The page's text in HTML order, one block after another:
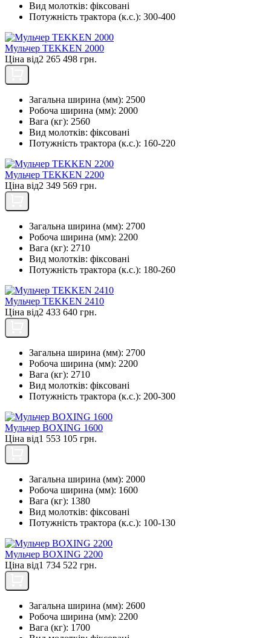
Вид молотків: фіксовані
Потужність трактора (к.с.): 300-400
Мульчер TEKKEN 2000
Ціна від2 265 498 грн.
Загальна ширина (мм): 2500
Робоча ширина (мм): 2000
Вага (кг): 2560
Вид молотків: фіксовані
Потужність трактора (к.с.): 160-220
Мульчер TEKKEN 2200
Ціна від2 349 569 грн.
Загальна ширина (мм): 2700
Робоча ширина (мм): 2200
Вага (кг): 2710
Вид молотків: фіксовані
Потужність трактора (к.с.): 180-260
Мульчер TEKKEN 2410
Ціна від2 433 640 грн.
Загальна ширина (мм): 2700
Робоча ширина (мм): 2200
Вага (кг): 2710
Вид молотків: фіксовані
Потужність трактора (к.с.): 200-300
Мульчер BOXING 1600
Ціна від1 553 105 грн.
Загальна ширина (мм): 2000
Робоча ширина (мм): 1600
Вага (кг): 1380
Вид молотків: фіксовані
Потужність трактора (к.с.): 100-130
Мульчер BOXING 2200
Ціна від1 734 522 грн.
Загальна ширина (мм): 2600
Робоча ширина (мм): 2200
Вага (кг): 1700